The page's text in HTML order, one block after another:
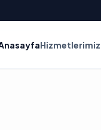
Hizmetlerimiz